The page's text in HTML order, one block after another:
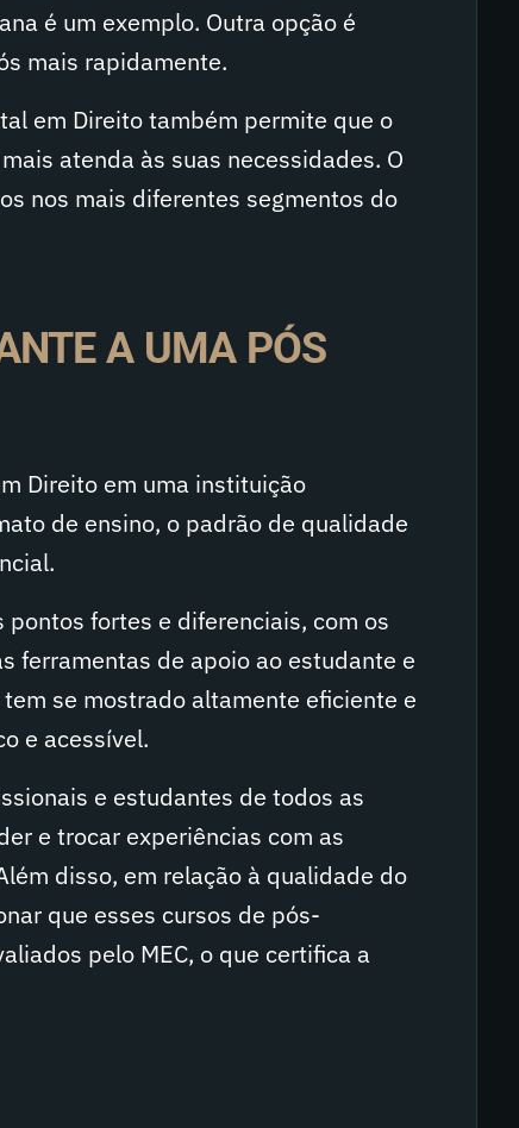
é um exemplo. Outra opção é
mais rapidamente.
em Direito também permite que o
atenda às suas necessidades. O
nos mais diferentes segmentos do
A UMA PÓS
Direito em uma instituição
de ensino, o padrão de qualidade
fortes e diferenciais, com os
ferramentas de apoio ao estudante e
se mostrado altamente eficiente e
e acessível.
e estudantes de todos as
e trocar experiências com as
disso, em relação à qualidade do
que esses cursos de pós-
pelo MEC, o que certifica a